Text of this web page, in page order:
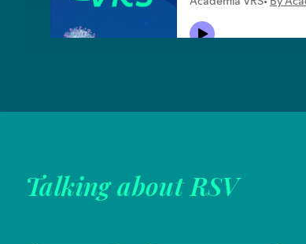
Talking about RSV